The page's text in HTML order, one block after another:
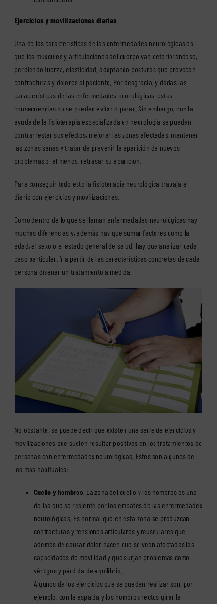
Ejercicios y movilizaciones diarias
Una de las características de las enfermedades neurológicas es
que los músculos y articulaciones del cuerpo van deteriorándose,
perdiendo fuerza, elasticidad, adoptando posturas que provocan
contracturas y dolores al paciente. Por desgracia, y dadas las
características de las enfermedades neurológicas, estas
consecuencias no se pueden evitar o parar. Sin embargo, con la
ayuda de la fisioterapia especializada en neurología se pueden
contrarrestar sus efectos, mejorar las zonas afectadas, mantener
las zonas sanas y tratar de prevenir la aparición de nuevos
problemas o, al menos, retrasar su aparición.
Para conseguir todo esto la fisioterapia neurológica trabaja a
diario con ejercicios y movilizaciones.
Como dentro de lo que se llaman enfermedades neurológicas hay
muchas diferencias y, además hay que sumar factores como la
edad, el sexo o el estado general de salud, hay que analizar cada
caso particular. Y a partir de las características concretas de cada
persona diseñar un tratamiento a medida.
No obstante, se puede decir que existen una serie de ejercicios y
movilizaciones que suelen resultar positivos en los tratamientos de
personas con enfermedades neurológicas. Estos son algunos de
los más habituales:
Cuello y hombros . La zona del cuello y los hombros es una
de las que se resiente por los embates de las enfermedades
neurológicas. Es normal que en esta zona se produzcan
contracturas y tensiones articulares y musculares que
además de causar dolor hacen que se vean afectadas las
capacidades de movilidad y que surjan problemas como
vértigos y pérdida de equilibrio.
Algunos de los ejercicios que se pueden realizar son, por
ejemplo, con la espalda y los hombros rectos girar la